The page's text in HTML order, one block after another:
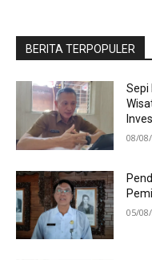
BERITA TERPOPULER
Sepi
08/
05/